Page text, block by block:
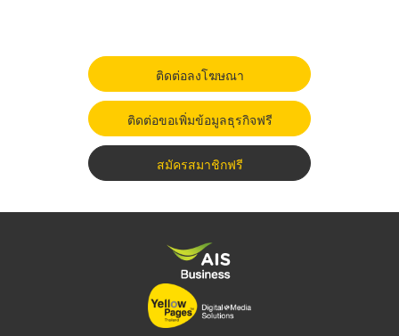
ติดต่อลงโฆษณา
ติดต่อขอเพิ่มข้อมูลธุรกิจฟรี
สมัครสมาชิกฟรี